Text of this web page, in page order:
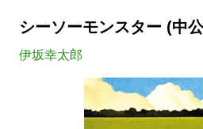
シーソーモンスター (中
伊坂幸太郎